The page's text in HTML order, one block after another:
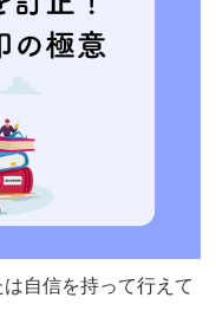
自信を持って行えて